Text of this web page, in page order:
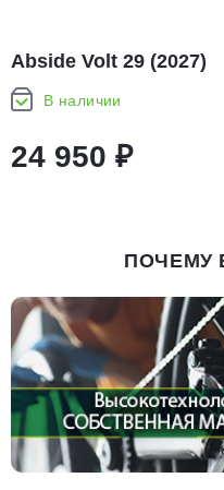
Abside Volt 29 (2027)
В наличии
24 950 ₽
ПОЧЕМУ